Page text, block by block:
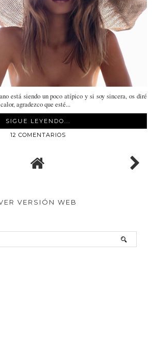
está siendo un poco atípico y si soy sincera, os diré
agradezco que esté...
SIGUE LEYENDO...
12 COMENTARIOS
VERSIÓN WEB